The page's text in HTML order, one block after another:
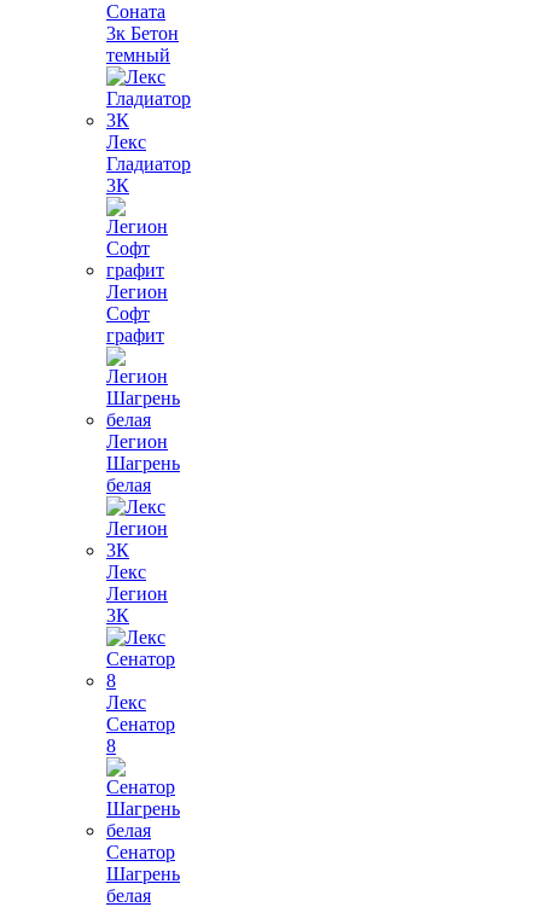
Соната
3к Бетон
темный
Лекс
Гладиатор
3К
Легион
Софт
графит
Легион
Шагрень
белая
Лекс
Легион
3К
Лекс
Сенатор
8
Сенатор
Шагрень
белая